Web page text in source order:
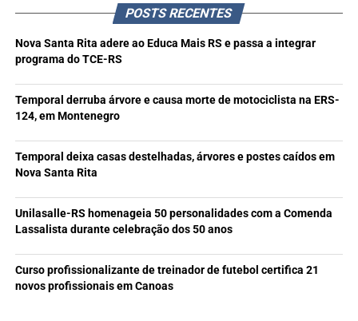
POSTS RECENTES
Nova Santa Rita adere ao Educa Mais RS e passa a integrar
programa do TCE-RS
Temporal derruba árvore e causa morte de motociclista na ERS-
124, em Montenegro
Temporal deixa casas destelhadas, árvores e postes caídos em
Nova Santa Rita
Unilasalle-RS homenageia 50 personalidades com a Comenda
Lassalista durante celebração dos 50 anos
Curso profissionalizante de treinador de futebol certifica 21
novos profissionais em Canoas